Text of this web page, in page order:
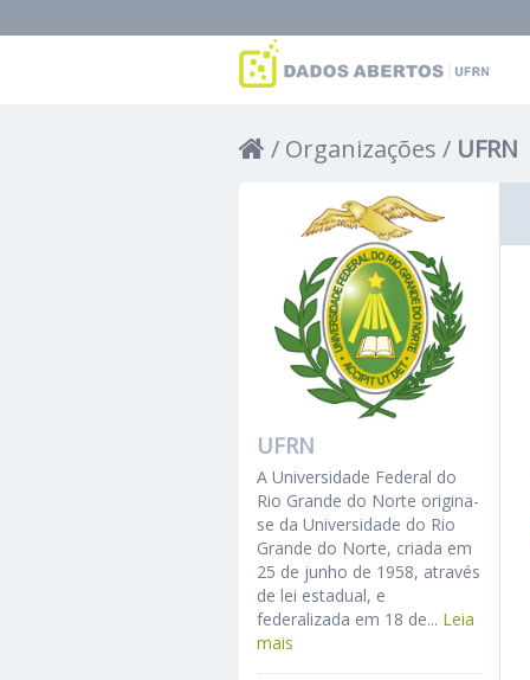
Organizações UFRN
UFRN
A Universidade Federal do
Rio Grande do Norte origina-
se da Universidade do Rio
Grande do Norte, criada em
25 de junho de 1958, através
de lei estadual, e
federalizada em 18 de... Leia
mais